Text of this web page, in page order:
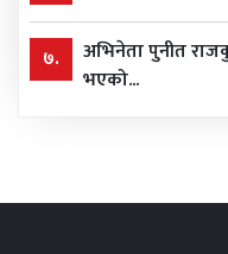
७.
अभिनेता पुनीत
भएको...